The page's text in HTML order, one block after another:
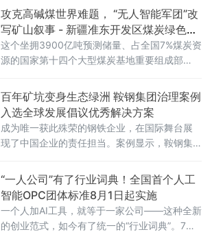
行动，将风控关口前移，变灾后被动理赔为灾
前主动防控，全力守护农户种粮收益。 在田间
地头，工作
攻克高碱煤世界难题， “无人智能军团”改
写矿山叙事 - 新疆准东开发区煤炭绿色智
能转型驶入深水区
这个坐拥3900亿吨预测储量、占全国7%煤炭资
源的国家第十四个大型煤炭基地重要组成部
脖子”难题到加快无人矿卡规模化落地，在“十五
五”开局之年交出一份绿色化、智能化转型的硬
核答卷。
百年矿坑变身生态绿洲 鞍钢集团治理案例
入选全球发展倡议优秀解决方案
成为唯一获此殊荣的钢铁企业，在国际舞台展
现了中国企业的责任担当。案例显示，鞍钢集
“一人公司”有了行业词典！全国首个人工
智能OPC团体标准8月1日起实施
一个人加AI工具，就等于一家公司——这种全新
的创业范式，如今有了统一的“行业词典”。7月3